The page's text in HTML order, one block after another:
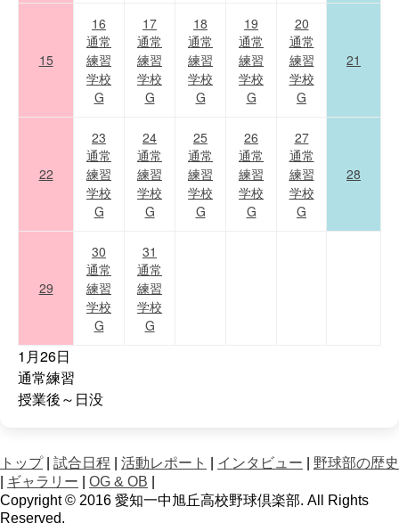
15
16
通常
練習
学校
G
17
通常
練習
学校
G
18
通常
練習
学校
G
19
通常
練習
学校
G
20
通常
練習
学校
G
21
22
23
通常
練習
学校
G
24
通常
練習
学校
G
25
通常
練習
学校
G
26
通常
練習
学校
G
27
通常
練習
学校
G
28
29
30
通常
練習
学校
G
31
通常
練習
学校
G
1月26日
通常練習
授業後～日没
トップ| 試合日程 活動レポート インタビュー
野球部の歴史
ギャラリー OG & OB
Copyright © 2016 愛知一中旭丘高校野球倶楽部. All Rights
Reserved.